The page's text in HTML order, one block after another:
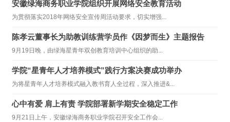
安徽绿海商务职业学院组织开展网络安全教育活动
为贯彻落实2018年网络安全宣传周活动要求，切实增强...
陈孝云董事长为助教训练营学员作《因梦而生》主题报告
9月19日晚，由绿海星青年双创教育培训中心组织的助...
学院“星青年人才培养模式”践行方案决赛成功举办
为将星青年人才培养模式融入教书育人全过程，深入推进&...
心中有爱 肩上有责 学院部署新学期安全稳定工作
9月21日上午，安徽绿海商务职业学院召开安全工作会...